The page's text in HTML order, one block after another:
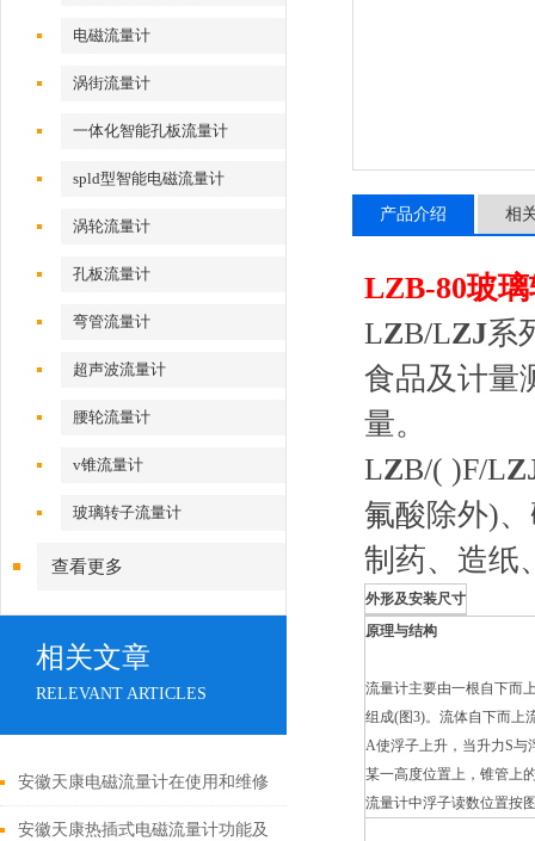
电磁流量计
涡街流量计
一体化智能孔板流量计
spld型智能电磁流量计
涡轮流量计
孔板流量计
弯管流量计
超声波流量计
腰轮流量计
v锥流量计
玻璃转子流量计
查看更多
相关文章
RELEVANT ARTICLES
安徽天康电磁流量计在使用和维修
中应注意事项
安徽天康热插式电磁流量计功能及
产品介绍 相
LZB-80玻璃
LZB/LZJ系
食品及计量
量。
LZB/( )F/LZ
氟酸除外)
制药、造纸
外形及安装尺寸
原理与结构
流量计主要由一根自下而
组成(图3)。流体自下而上
A使浮子上升，当升力S与
某一高度位置上，锥管上
流量计中浮子读数位置按